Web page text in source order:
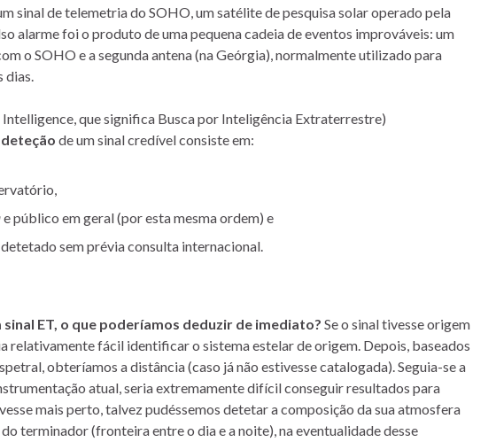
sinal de telemetria do SOHO, um satélite de pesquisa solar operado pela
alarme foi o produto de uma pequena cadeia de eventos improváveis: um
o SOHO e a segunda antena (na Geórgia), normalmente utilizado para
dias.
que significa Busca por Inteligência Extraterrestre)
de um sinal credível consiste em:
e público em geral (por esta mesma ordem) e
sem prévia consulta internacional.
ET, o que poderíamos deduzir de imediato? Se o sinal tivesse origem
relativamente fácil identificar o sistema estelar de origem. Depois, baseados
obteríamos a distância (caso já não estivesse catalogada). Seguia-se a
atual, seria extremamente difícil conseguir resultados para
mais perto, talvez pudéssemos detetar a composição da sua atmosfera
terminador (fronteira entre o dia e a noite), na eventualidade desse